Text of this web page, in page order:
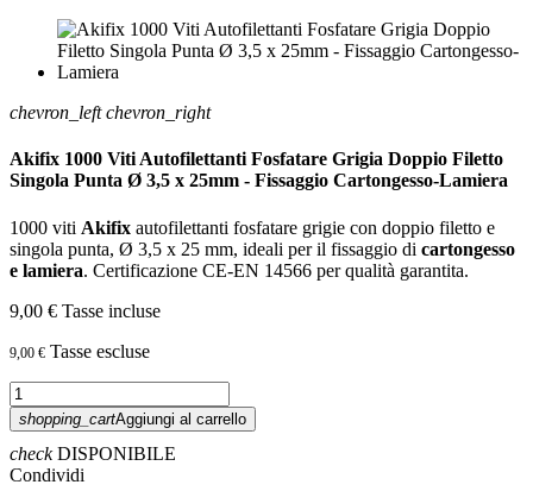
chevron_left chevron_right
Akifix 1000 Viti Autofilettanti Fosfatare Grigia Doppio Filetto
Singola Punta Ø 3,5 x 25mm - Fissaggio Cartongesso-Lamiera
1000 viti Akifix autofilettanti fosfatare grigie con doppio filetto e
singola punta, Ø 3,5 x 25 mm, ideali per il fissaggio di cartongesso
e lamiera. Certificazione CE-EN 14566 per qualità garantita.
9,00 € Tasse incluse
9,00 € Tasse escluse
shopping_cartAggiungi al carrello
checkDISPONIBILE
Condividi